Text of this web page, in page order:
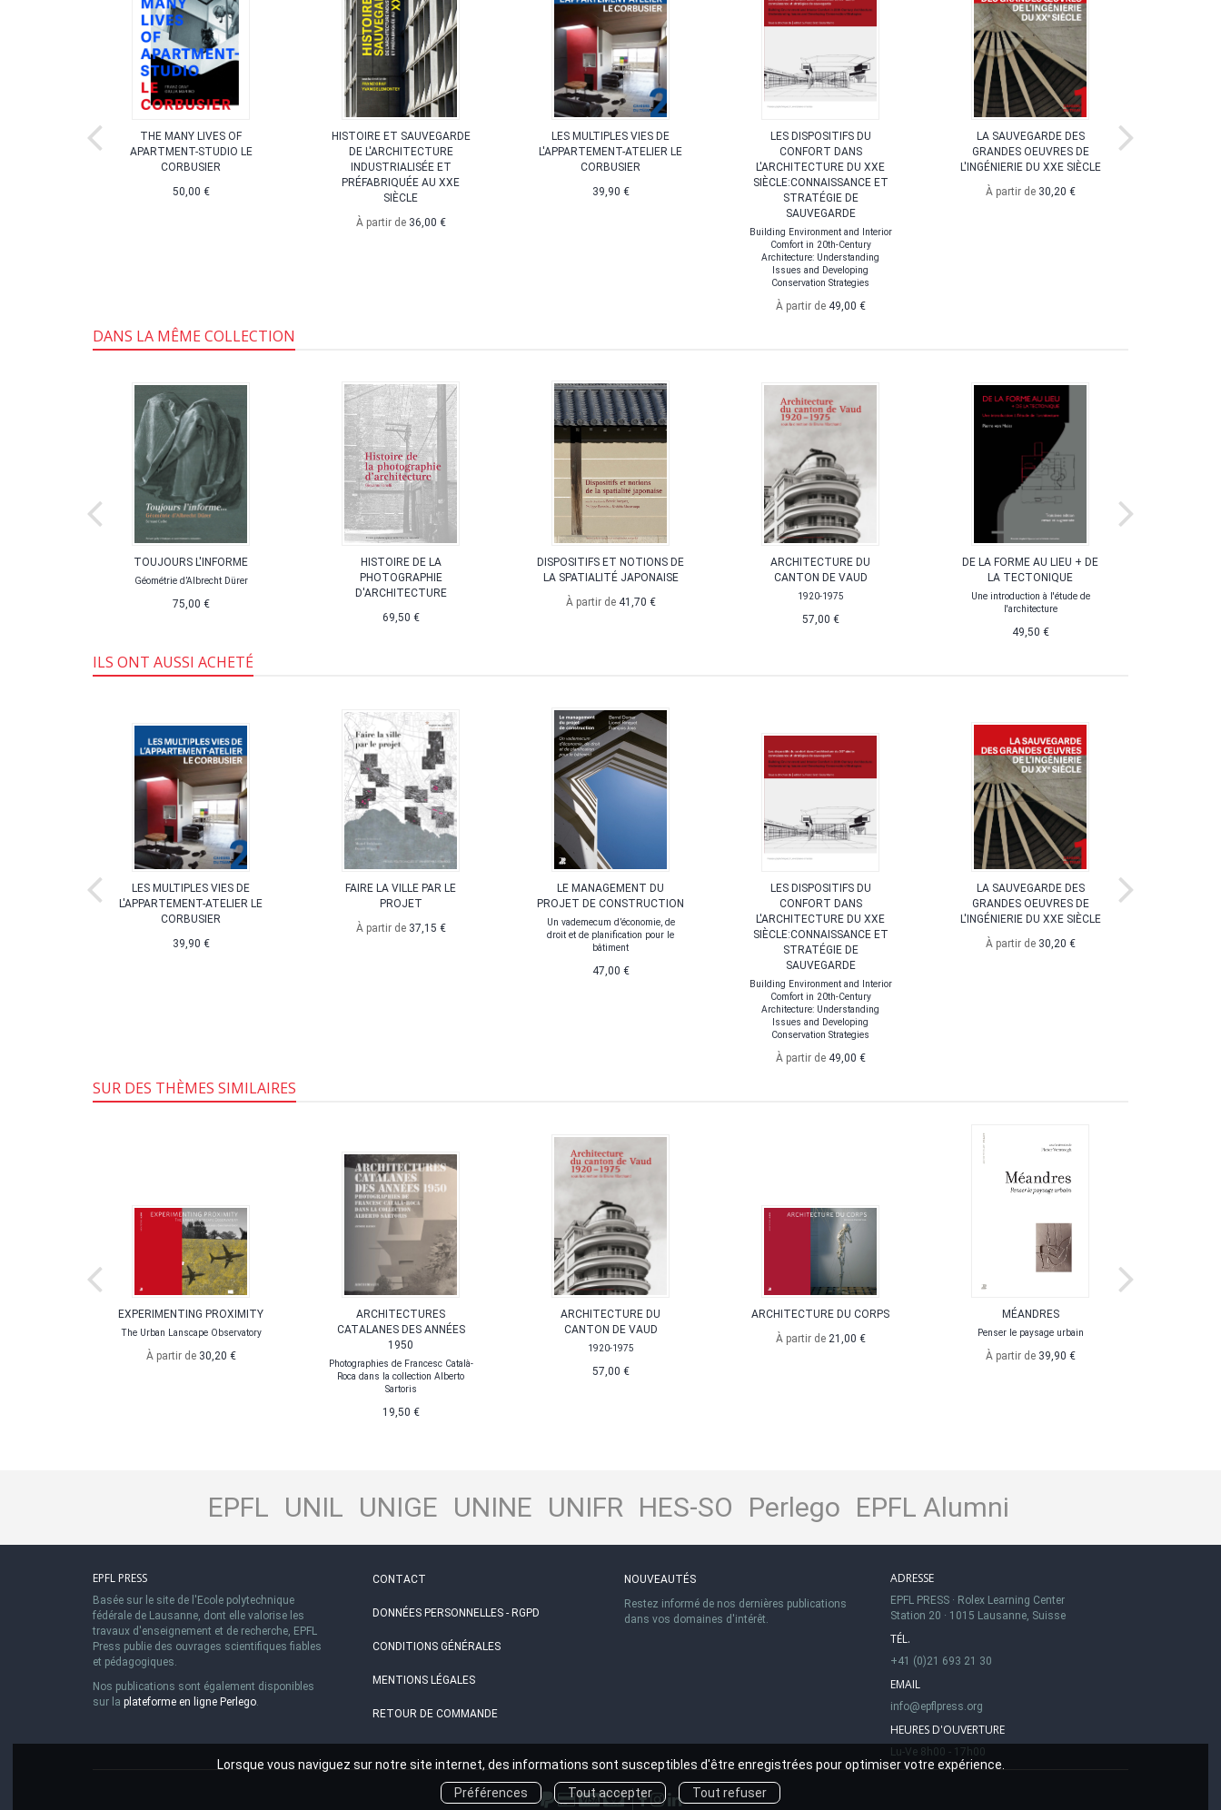
Lorsque vous naviguez sur notre site internet, des informations sont susceptibles d'être enregistrées pour optimiser votre expérience.
Préférences
Tout accepter Tout refuser
THE MANY LIVES OF
APARTMENT-STUDIO LE
CORBUSIER
50,00 €
HISTOIRE ET SAUVEGARDE
DE L'ARCHITECTURE
INDUSTRIALISÉE ET
PRÉFABRIQUÉE AU XXE
SIÈCLE
À partir de 36,00 €
LES MULTIPLES VIES DE
L'APPARTEMENT-ATELIER LE
CORBUSIER
39,90 €
LES DISPOSITIFS DU
CONFORT DANS
L'ARCHITECTURE DU XXE
SIÈCLE:CONNAISSANCE ET
STRATÉGIE DE
SAUVEGARDE
Building Environment and Interior
Comfort in 20th-Century
Architecture: Understanding
Issues and Developing
Conservation Strategies
À partir de 49,00 €
LA SAUVEGARDE DES
GRANDES OEUVRES DE
L'INGÉNIERIE DU XXE SIÈCLE
À partir de 30,20 €
DANS LA MÊME COLLECTION
TOUJOURS L'INFORME
Géométrie d’Albrecht Dürer
75,00 €
HISTOIRE DE LA
PHOTOGRAPHIE
D'ARCHITECTURE
69,50 €
DISPOSITIFS ET NOTIONS DE
LA SPATIALITÉ JAPONAISE
À partir de 41,70 €
ARCHITECTURE DU
CANTON DE VAUD
1920-1975
57,00 €
DE LA FORME AU LIEU + DE
LA TECTONIQUE
Une introduction à l'étude de
l'architecture
49,50 €
ILS ONT AUSSI ACHETÉ
LES MULTIPLES VIES DE
L'APPARTEMENT-ATELIER LE
CORBUSIER
39,90 €
FAIRE LA VILLE PAR LE
PROJET
À partir de 37,15 €
LE MANAGEMENT DU
PROJET DE CONSTRUCTION
Un vademecum d’économie, de
droit et de planification pour le
bâtiment
47,00 €
LES DISPOSITIFS DU
CONFORT DANS
L'ARCHITECTURE DU XXE
SIÈCLE:CONNAISSANCE ET
STRATÉGIE DE
SAUVEGARDE
Building Environment and Interior
Comfort in 20th-Century
Architecture: Understanding
Issues and Developing
Conservation Strategies
À partir de 49,00 €
LA SAUVEGARDE DES
GRANDES OEUVRES DE
L'INGÉNIERIE DU XXE SIÈCLE
À partir de 30,20 €
SUR DES THÈMES SIMILAIRES
EXPERIMENTING PROXIMITY
The Urban Lanscape Observatory
À partir de 30,20 €
ARCHITECTURES
CATALANES DES ANNÉES
1950
Photographies de Francesc Català-
Roca dans la collection Alberto
Sartoris
19,50 €
ARCHITECTURE DU
CANTON DE VAUD
1920-1975
57,00 €
ARCHITECTURE DU CORPS
À partir de 21,00 €
MÉANDRES
Penser le paysage urbain
À partir de 39,90 €
EPFL UNIL UNIGE UNINE UNIFR HES-SO Perlego EPFL Alumni
EPFL PRESS
Basée sur le site de l'Ecole polytechnique
fédérale de Lausanne, dont elle valorise les
travaux d'enseignement et de recherche, EPFL
Press publie des ouvrages scientifiques fiables
et pédagogiques.
Nos publications sont également disponibles
sur la plateforme en ligne Perlego.
CONTACT
DONNÉES PERSONNELLES - RGPD
CONDITIONS GÉNÉRALES
MENTIONS LÉGALES
RETOUR DE COMMANDE
NOUVEAUTÉS
Restez informé de nos dernières publications
dans vos domaines d'intérêt.
ADRESSE
EPFL PRESS · Rolex Learning Center
Station 20 · 1015 Lausanne, Suisse
TÉL.
+41 (0)21 693 21 30
EMAIL
info@epflpress.org
HEURES D'OUVERTURE
Lu-Ve 8h00 - 17h00